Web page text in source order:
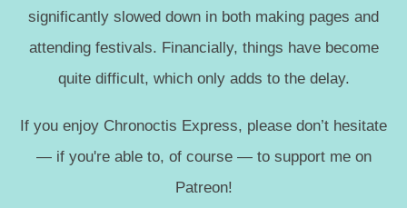
significantly slowed down in both making pages and
attending festivals. Financially, things have become
quite difficult, which only adds to the delay.
If you enjoy Chronoctis Express, please don’t hesitate
— if you're able to, of course — to support me on
Patreon!